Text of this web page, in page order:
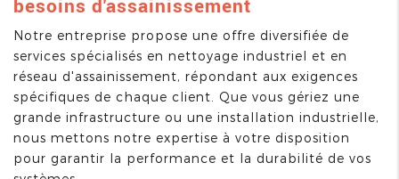
besoins d'assainissement
Notre entreprise propose une offre diversifiée de
services spécialisés en nettoyage industriel et en
réseau d'assainissement, répondant aux exigences
spécifiques de chaque client. Que vous gériez une
grande infrastructure ou une installation industrielle,
nous mettons notre expertise à votre disposition
pour garantir la performance et la durabilité de vos